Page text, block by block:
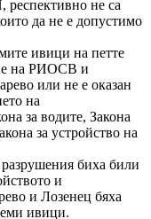
респективно не са
да не е допустимо
ивици на петте
на РИОСВ и
или не е оказан
на
за водите, Закона
за устройство на
биха били
и
и Лозенец бяха
ивици.